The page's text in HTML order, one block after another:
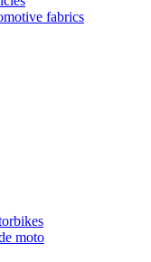
fabrics
moto